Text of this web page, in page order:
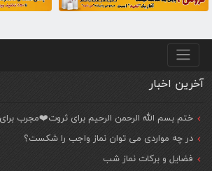
منو پایین
آخرین اخبار
ختم بسم الله الرحمن الرحیم برای ثروت❤️مجرب
در چه مواردی می توان نماز واجب را شکست؟
فضایل و برکات نماز شب